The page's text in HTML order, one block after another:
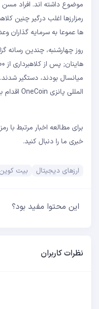
موضوع داشته اند. افراد
رمزارزها اغلب درگیر چنین
ها عموعا به سرمایه گذاران
میانسال بودند، دستگیر
المللی پانزی OneCoin اقدام به کلاهبرداری از این افراد کرده اند.
برای مطالعه اخبار مرتبط با
خبری ما را دنبال کنید.
ارزهای دیجیتال بیت کوین
این محتوا مفید بود؟
نظرات کاربران